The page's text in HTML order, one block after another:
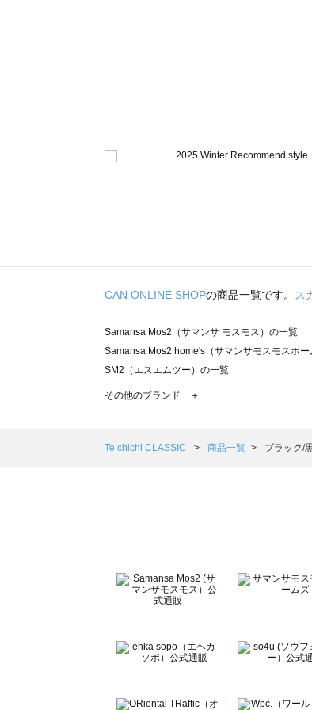
CAN ONLINE SHOPの商品一覧です。 ス
Samansa Mos2（サマンサ モスモス）の一覧
Samansa Mos2 home's（サマンサモスモスホ
SM2（エスエムツー）の一覧
TSUHARU by Samansa Mos2（ツハルバイサマ
Samansa Mos2 Lagom（サマンサモスモス ラー
BETTY'S BLUE（べティーズブルー）の一覧
Wpc.（ワールドパーティー）の一覧
その他のブランド ＋
Te chichi CLASSIC 商品一覧 ブラック/